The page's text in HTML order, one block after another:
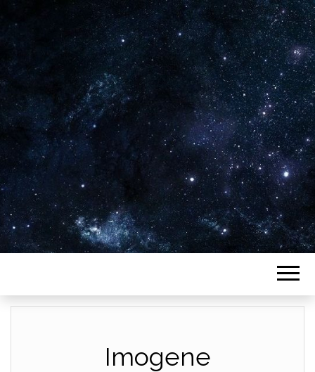
Plus de 2800 critiques de films
Imogene